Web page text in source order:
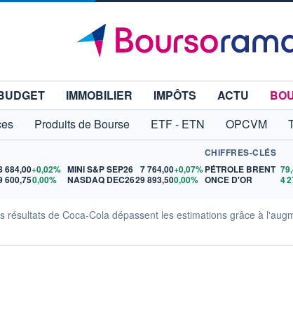
IMMOBILIER IMPÔTS ACTU
Produits de Bourse ETF - ETN OPCVM
684,00+0,02%
600,750,00%
MINI S&P SEP26 7 764,00+0,07%
NASDAQ DEC2629 893,500,00%
CHIFFRES-CLÉS
PÉTROLE BRENT
ONCE D'OR
résultats de Coca-Cola dépassent les estimations grâce à